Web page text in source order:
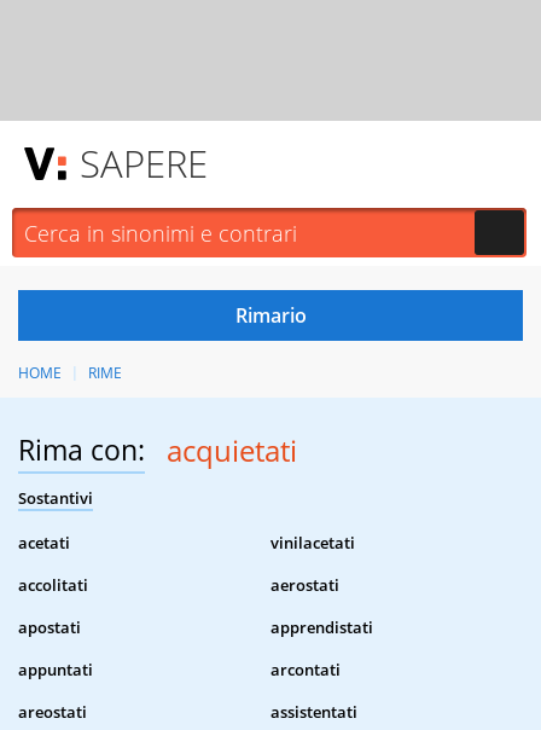
SAPERE
HOME RIME
Rima con: acquietati
Sostantivi
acetati
vinilacetati
accolitati
aerostati
apostati
apprendistati
appuntati
arcontati
areostati
assistentati